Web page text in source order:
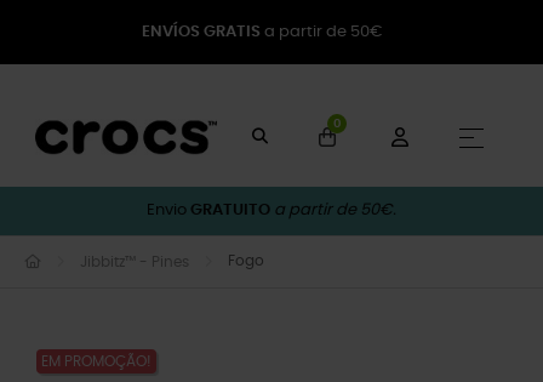
ENVÍOS GRATIS a partir de 50€
0
☰
Envio GRATUITO a partir de 50€.
Jibbitz™ - Pines Fogo
EM PROMOÇÃO!